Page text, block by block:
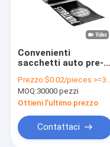
Convenienti
sacchetti auto pre-
l'imballaggio
intelligente dei bidoni
della spazzatura
Prezzo:$0.02/pieces >=30000 pieces
MOQ:30000 pezzi
Ottieni l'ultimo prezzo
Contattaci